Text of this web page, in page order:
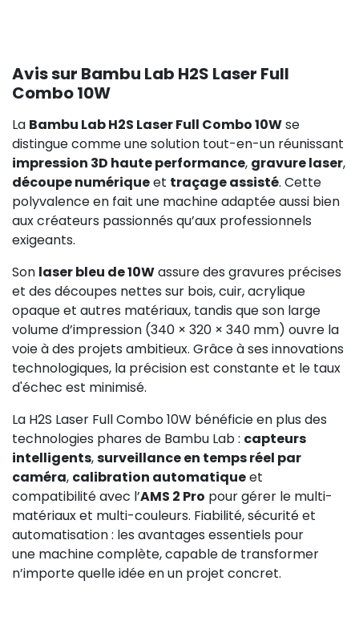
Avis sur Bambu Lab H2S Laser Full
Combo 10W
La Bambu Lab H2S Laser Full Combo 10Wse
distingue comme une solution tout-en-un réunissant
impression 3D haute performance, gravure laser,
découpe numériqueet traçage assisté. Cette
polyvalence en fait une machine adaptée aussi bien
aux créateurs passionnés qu’aux professionnels
exigeants.
Son laser bleu de 10Wassure des gravures précises
et des découpes nettes sur bois, cuir, acrylique
opaque et autres matériaux, tandis que son large
volume d’impression (340 × 320 × 340 mm) ouvre la
voie à des projets ambitieux. Grâce à ses innovations
technologiques, la précision est constante et le taux
d'échec est minimisé.
La H2S Laser Full Combo 10W bénéficie en plus des
technologies phares de Bambu Lab : capteurs
intelligents,surveillance en temps réel par
caméra, calibration automatiqueet
compatibilité avec l’AMS 2 Pro pour gérer le multi-
matériaux et multi-couleurs. Fiabilité, sécurité et
automatisation : les avantages essentiels pour
une machine complète, capable de transformer
n’importe quelle idée en un projet concret.